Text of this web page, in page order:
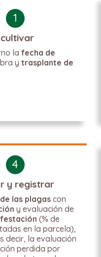
1
lafecha de
ytrasplante de
4
y registrar
las plagascon
y evaluación de
(% de
en la parcela),
decir, la evaluación
perdida por